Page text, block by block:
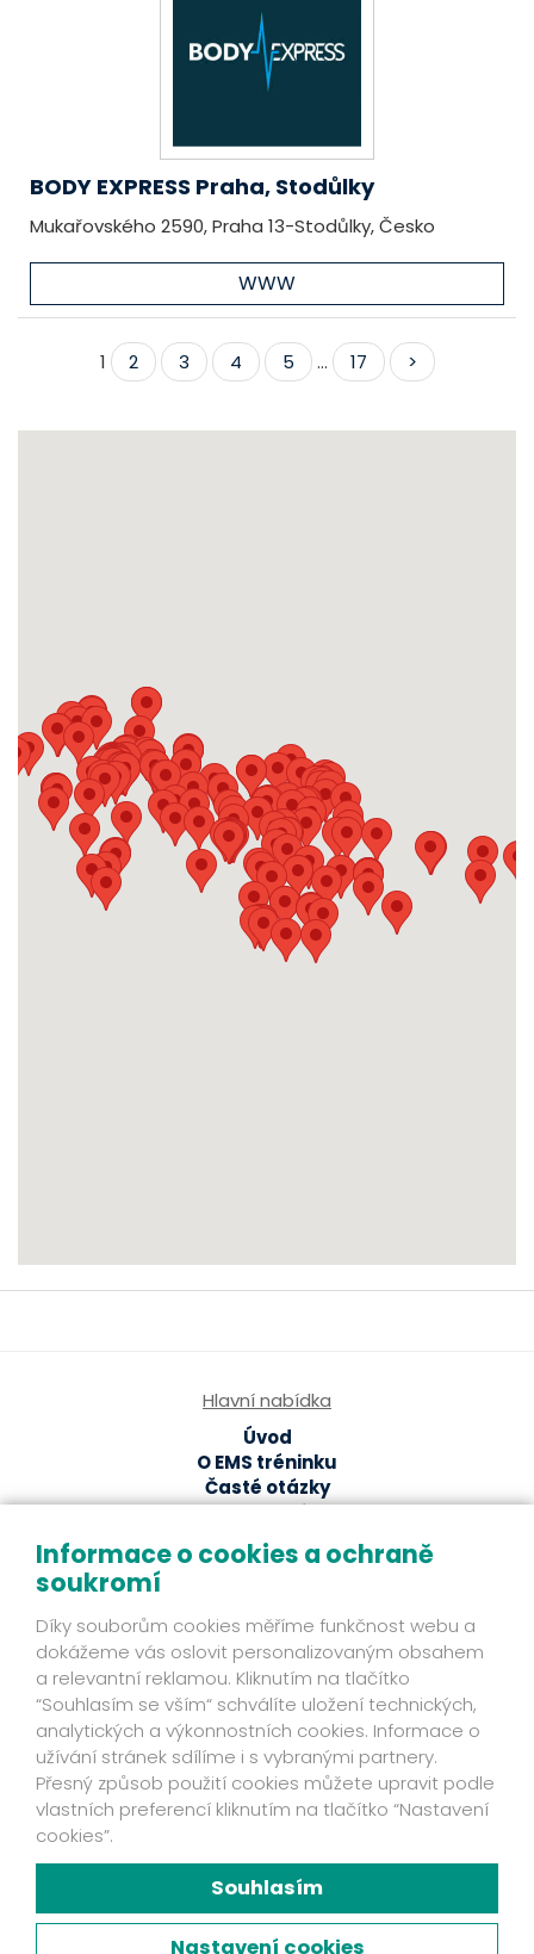
BODY EXPRESS Praha, Stodůlky
Mukařovského 2590, Praha 13-Stodůlky, Česko
WWW
1 2 3 4 5 ... 17 >
Hlavní nabídka
Úvod
O EMS tréninku
Časté otázky
EMS studia
Ze světa EMS
Fakta
Příběhy klientů
Novinky
Mohlo by se hodit
Ochrana osobních údajů
Kontakt
Fakta
Mám zájem o EMS přístroj
Chyť svou šanci!
Facebook
Informace o cookies a ochraně
soukromí
Díky souborům cookies měříme funkčnost webu a
dokážeme vás oslovit personalizovaným obsahem
a relevantní reklamou. Kliknutím na tlačítko
“Souhlasím se vším“ schválíte uložení technických,
analytických a výkonnostních cookies. Informace o
užívání stránek sdílíme i s vybranými partnery.
Přesný způsob použití cookies můžete upravit podle
vlastních preferencí kliknutím na tlačítko “Nastavení
cookies”.
Souhlasím
Nastavení cookies